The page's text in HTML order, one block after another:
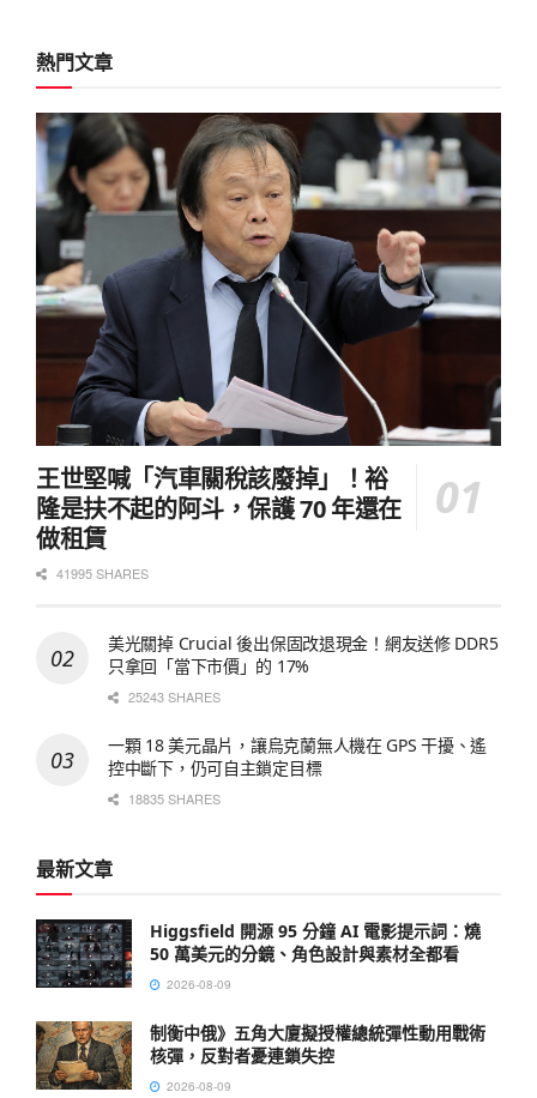
熱門文章
王世堅喊「汽車關稅該廢掉」！裕
隆是扶不起的阿斗，保護 70 年還在
做租賃
41995 SHARES
美光關掉 Crucial 後出保固改退現金！網友送修 DDR5
只拿回「當下市價」的 17%
25243 SHARES
一顆 18 美元晶片，讓烏克蘭無人機在 GPS 干擾、遙
控中斷下，仍可自主鎖定目標
18835 SHARES
最新文章
Higgsfield 開源 95 分鐘 AI 電影提示詞：燒
50 萬美元的分鏡、角色設計與素材全都看
2026-08-09
制衡中俄》五角大廈擬授權總統彈性動用戰術
核彈，反對者憂連鎖失控
2026-08-09